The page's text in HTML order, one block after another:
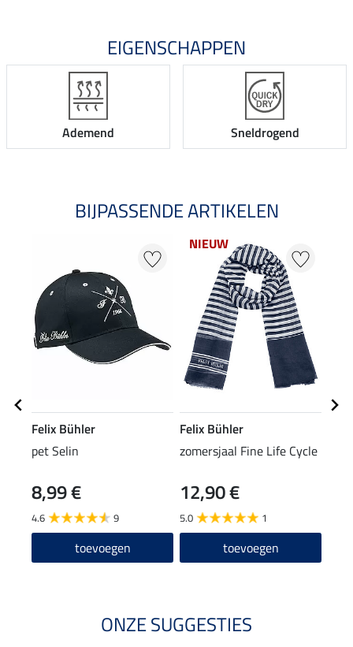
EIGENSCHAPPEN
Ademend Sneldrogend
BIJPASSENDE ARTIKELEN
Felix Bühler
pet Selin
8,99 €
4.6 9
toevoegen
NIEUW
Felix Bühler
zomersjaal Fine Life Cycle
12,90 €
5.0 1
toevoegen
ONZE SUGGESTIES